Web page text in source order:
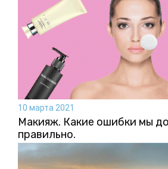
10 марта 2021
Макияж. Какие ошибки мы
правильно.